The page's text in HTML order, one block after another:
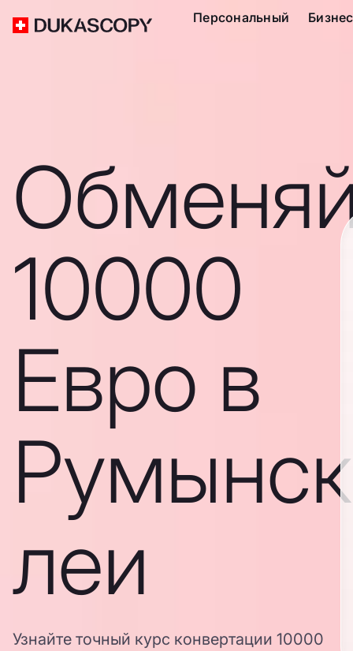
Персональный Бизнес
10000
Евро в
леи
Узнайте точный курс конвертации 10000